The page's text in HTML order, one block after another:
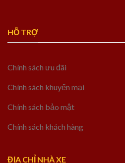
HỖ TRỢ
Chính sách ưu đãi
Chính sách khuyến mại
Chính sách bảo mật
Chính sách khách hàng
ĐỊA CHỈ NHÀ XE